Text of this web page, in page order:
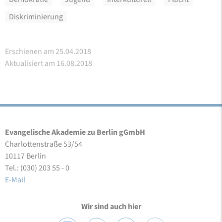
Diskriminierung
Erschienen am 25.04.2018
Aktualisiert am 16.08.2018
Evangelische Akademie zu Berlin gGmbH
Charlottenstraße 53/54
10117 Berlin
Tel.: (030) 203 55 - 0
E-Mail
Wir sind auch hier